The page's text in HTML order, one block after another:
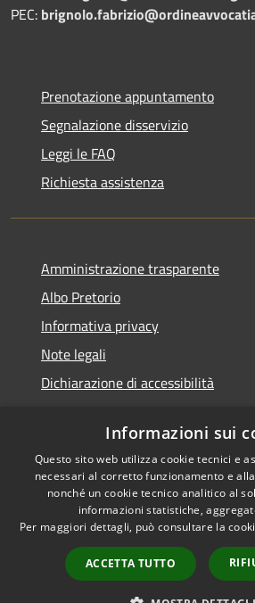
PEC:
Prenotazione appuntamento
Segnalazione disservizio
Leggi le FAQ
Richiesta assistenza
Amministrazione trasparente
Albo Pretorio
Informativa privacy
Note legali
Dichiarazione di accessibilità
RSS
Accessibilità
Cookie
Mappa del sito
•
Informazioni sui
Questo sito web utilizza cookie tecnici e
necessari al corretto funzionamento e
nonché un cookie tecnico analitico al
informazioni statistiche,
Per maggiori dettagli, può consultare la
ACCETTA TUTTO